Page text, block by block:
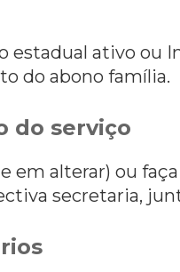
estadual ativo ou
do abono família.
do serviço
em alterar) ou
secretaria,